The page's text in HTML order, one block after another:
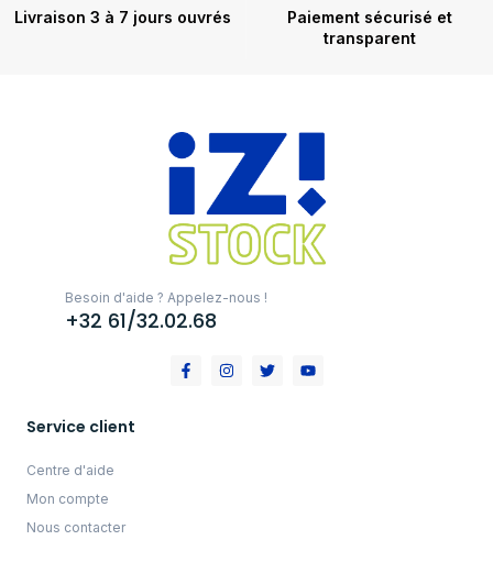
Livraison 3 à 7 jours ouvrés
Paiement sécurisé et
transparent
Besoin d'aide ? Appelez-nous !
+32 61/32.02.68
Service client
Centre d'aide
Mon compte
Nous contacter